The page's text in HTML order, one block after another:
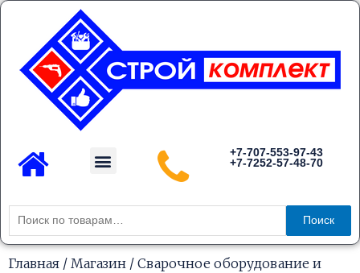
Перейти
содержимому
Menu
+7-707-553-97-43
+7-7252-57-48-70
Искать:
Поиск
Главная / Магазин / Сварочное оборудование и